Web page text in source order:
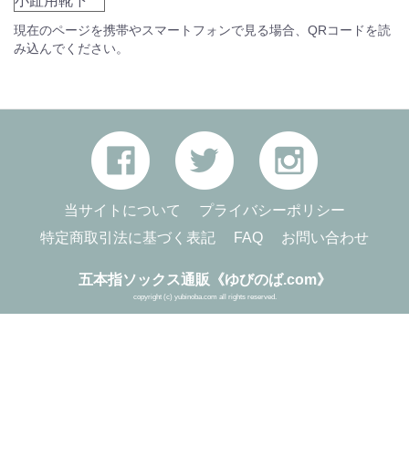
現在のページを携帯やスマートフォンで見る場合、QRコードを読
み込んでください。
当サイトについて
プライバシーポリシー
特定商取引法に基づく表記
FAQ お問い合わせ
五本指ソックス通販《ゆびのば.com》
copyright (c) yubinoba.com all rights reserved.